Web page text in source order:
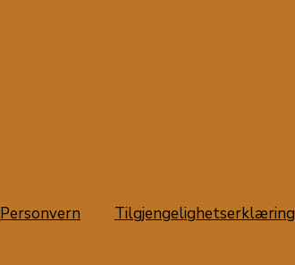
Personvern Tilgjengelighetserklæring